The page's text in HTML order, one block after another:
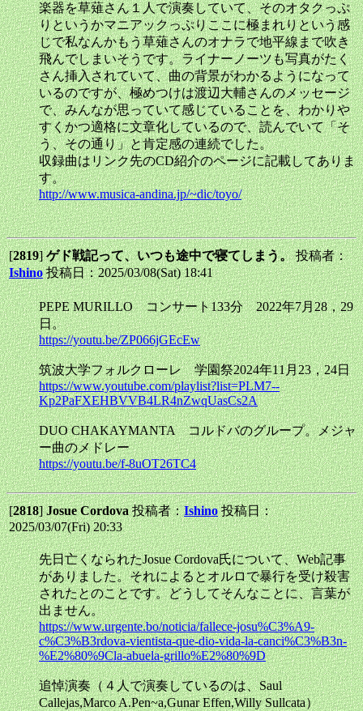
楽器を草薙さん１人で演奏していて、そのオタクっぷ
りというかマニアックっぷりここに極まれりという感
じで私なんかもう草薙さんのオナラで地平線まで吹き
飛んでしまいそうです。ライナーノーツも写真がたく
さん挿入されていて、曲の背景がわかるようになって
いるのですが、極めつけは渡辺大輔さんのメッセージ
で、みんなが思っていて感じていることを、わかりや
すくかつ適格に文章化しているので、読んでいて「そ
う、その通り」と肯定感の連続でした。
収録曲はリンク先のCD紹介のページに記載してありま
す。
http://www.musica-andina.jp/~dic/toyo/
[2819]ゲド戦記って、いつも途中で寝てしまう。投稿者：
Ishino 投稿日：2025/03/08(Sat) 18:41
PEPE MURILLO コンサート133分 2022年7月28，29
日。
https://youtu.be/ZP066jGEcEw
筑波大学フォルクローレ 学園祭2024年11月23，24日
https://www.youtube.com/playlist?list=PLM7--
Kp2PaFXEHBVVB4LR4nZwqUasCs2A
DUO CHAKAYMANTA コルドバのグループ。メジャ
ー曲のメドレー
https://youtu.be/f-8uOT26TC4
[2818]Josue Cordova投稿者：Ishino 投稿日：
2025/03/07(Fri) 20:33
先日亡くなられたJosue Cordova氏について、Web記事
がありました。それによるとオルロで暴行を受け殺害
されたとのことです。どうしてそんなことに、言葉が
出ません。
https://www.urgente.bo/noticia/fallece-josu%C3%A9-
c%C3%B3rdova-vientista-que-dio-vida-la-canci%C3%B3n-
%E2%80%9Cla-abuela-grillo%E2%80%9D
追悼演奏（４人で演奏しているのは、Saul
Callejas,Marco A.Pen~a,Gunar Effen,Willy Sullcata）